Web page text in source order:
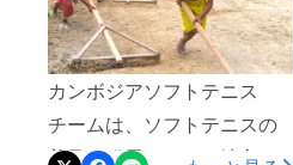
けますと幸いです。
ンボジアでの仕事のこと、
カンボジアソフトテニス
チームのことで、本クラウ
ドファンディングのことな
どを紹介していただいてい
カンボジアソフトテニス
チームは、ソフトテニスの
普及・発展のために地方の